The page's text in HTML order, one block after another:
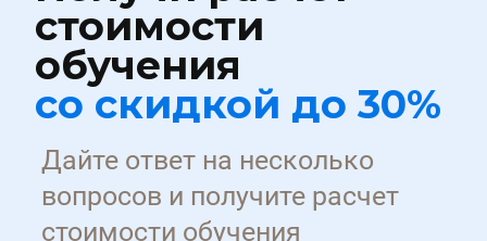
Медиа
Документ после обучения
Партнерство
Стать партнером →
Университет УНИОБР зарегистрирован
Карьера